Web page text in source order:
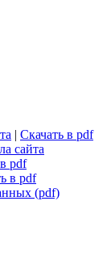
| Скачать в pdf
сайта
pdf
в pdf
(pdf)